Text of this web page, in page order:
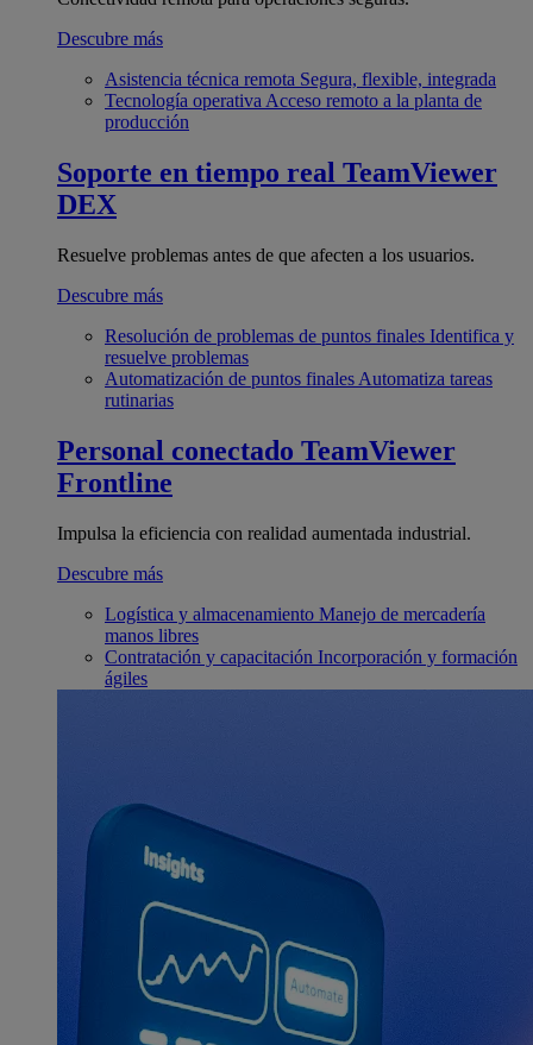
Descubre más
Asistencia técnica remota Segura, flexible, integrada
Tecnología operativa Acceso remoto a la planta de
producción
Soporte en tiempo real TeamViewer
DEX
Resuelve problemas antes de que afecten a los usuarios.
Descubre más
Resolución de problemas de puntos finales Identifica y
resuelve problemas
Automatización de puntos finales Automatiza tareas
rutinarias
Personal conectado TeamViewer
Frontline
Impulsa la eficiencia con realidad aumentada industrial.
Descubre más
Logística y almacenamiento Manejo de mercadería
manos libres
Contratación y capacitación Incorporación y formación
ágiles